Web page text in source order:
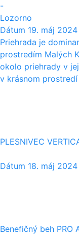
-
Lozorno
Dátum 19. máj 2024
Priehrada je
prostredím Malých
okolo priehrady v
v krásnom
PLESNIVEC
Dátum 18. máj 2024
Benefičný beh PRO